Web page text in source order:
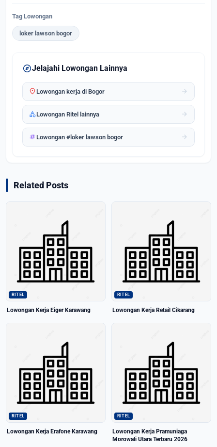
Tag Lowongan
loker lawson bogor
exploreJelajahi Lowongan Lainnya
location_onLowongan kerja di Bogor arrow_forward
categoryLowongan Ritel lainnya arrow_forward
tagLowongan #loker lawson bogor arrow_forward
Related Posts
RITEL
Lowongan Kerja Eiger Karawang
RITEL
Lowongan Kerja Retail Cikarang
RITEL
Lowongan Kerja Erafone Karawang
RITEL
Lowongan Kerja Pramuniaga
Morowali Utara Terbaru 2026